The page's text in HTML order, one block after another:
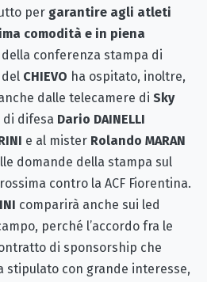
per garantire agli atleti
comodità e in piena
conferenza stampa di
CHIEVO ha ospitato, inoltre,
dalle telecamere di Sky
di difesa Dario DAINELLI
e al mister Rolando MARAN
domande della stampa sul
contro la ACF Fiorentina.
comparirà anche sui led
perché l’accordo fra le
di sponsorship che
stipulato con grande interesse,